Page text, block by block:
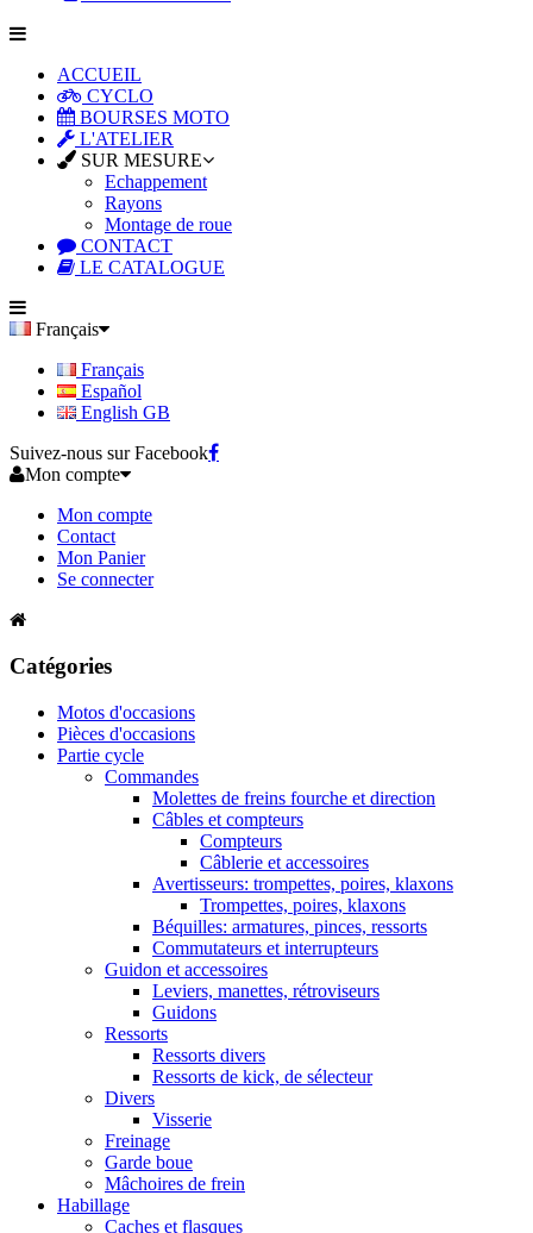
ACCUEIL
CYCLO
BOURSES MOTO
L'ATELIER
SUR MESURE
Echappement
Rayons
Montage de roue
CONTACT
LE CATALOGUE
Français
Français
Español
English GB
Suivez-nous sur Facebook
Mon compte
Mon compte
Contact
Mon Panier
Se connecter
Catégories
Motos d'occasions
Pièces d'occasions
Partie cycle
Commandes
Molettes de freins fourche et direction
Câbles et compteurs
Compteurs
Câblerie et accessoires
Avertisseurs: trompettes, poires, klaxons
Trompettes, poires, klaxons
Béquilles: armatures, pinces, ressorts
Commutateurs et interrupteurs
Guidon et accessoires
Leviers, manettes, rétroviseurs
Guidons
Ressorts
Ressorts divers
Ressorts de kick, de sélecteur
Divers
Visserie
Freinage
Garde boue
Mâchoires de frein
Habillage
Caches et flasques